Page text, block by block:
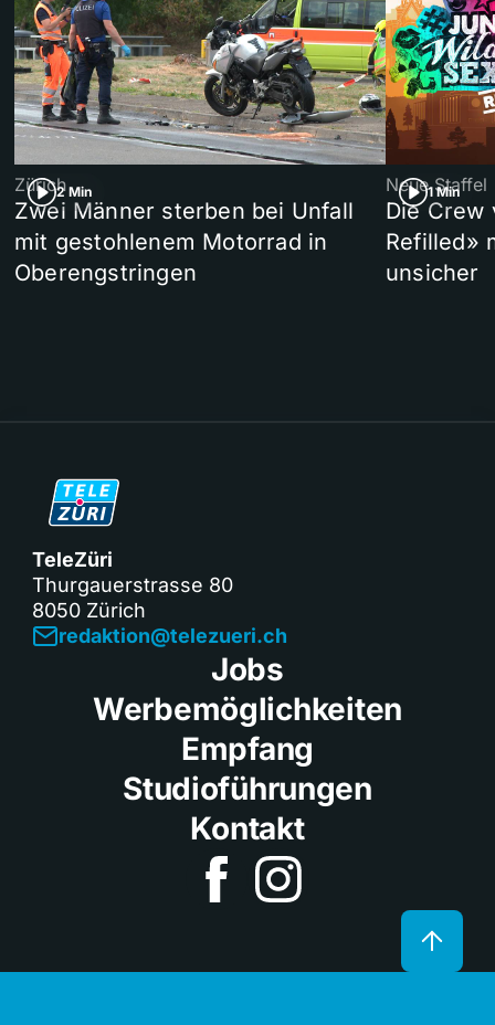
2 Min
Zürich
Zwei Männer sterben bei Unfall
mit gestohlenem Motorrad in
Oberengstringen
1 Min
Neue Staffel
Die Crew
Refilled»
unsicher
TeleZüri
Thurgauerstrasse 80
8050 Zürich
redaktion@telezueri.ch
Jobs
Werbemöglichkeiten
Empfang
Studioführungen
Kontakt